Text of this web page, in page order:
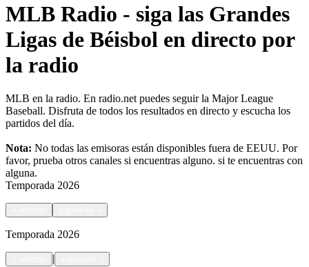
MLB Radio - siga las Grandes
Ligas de Béisbol en directo por
la radio
MLB en la radio. En radio.net puedes seguir la Major League
Baseball. Disfruta de todos los resultados en directo y escucha los
partidos del día.
Nota: No todas las emisoras están disponibles fuera de EEUU. Por
favor, prueba otros canales si encuentras alguno. si te encuentras con
alguna.
Temporada 2026
Temporada 2026
|